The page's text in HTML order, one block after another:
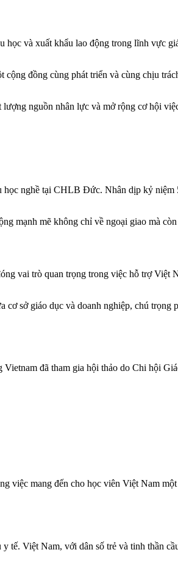
và xuất khẩu lao động trong lĩnh vực
đồng cùng phát triển và cùng chịu
nguồn nhân lực và mở rộng cơ hội
nghề tại CHLB Đức. Nhân dịp kỷ niệm
mạnh mẽ không chỉ về ngoại giao mà
vai trò quan trọng trong việc hỗ trợ Việt
sở giáo dục và doanh nghiệp, chú trọng
đã tham gia hội thảo do Chi hội
việc mang đến cho học viên Việt Nam
tế. Việt Nam, với dân số trẻ và tinh thần